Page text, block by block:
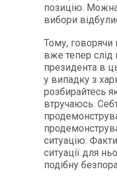
позицію.
вибори
Тому, говорячи
вже тепер слід
президента в
у випадку з
розбирайтесь
втручаюсь.
ситуацію.
ситуації для
подібну